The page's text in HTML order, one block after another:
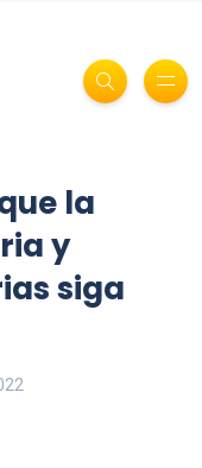
la
y
siga